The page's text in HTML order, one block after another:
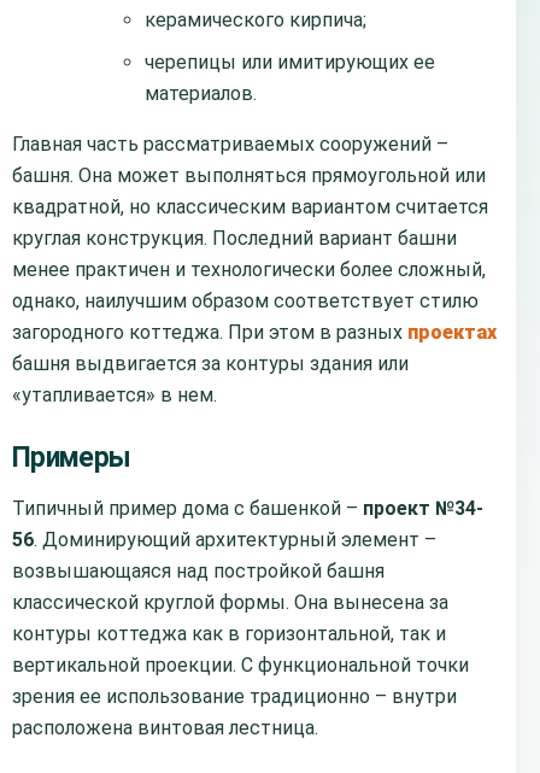
керамического кирпича;
черепицы или имитирующих ее
материалов.
Главная часть рассматриваемых сооружений –
башня. Она может выполняться прямоугольной или
квадратной, но классическим вариантом считается
круглая конструкция. Последний вариант башни
менее практичен и технологически более сложный,
однако, наилучшим образом соответствует стилю
загородного коттеджа. При этом в разных проектах
башня выдвигается за контуры здания или
«утапливается» в нем.
Примеры
Типичный пример дома с башенкой – проект №34-
56. Доминирующий архитектурный элемент –
возвышающаяся над постройкой башня
классической круглой формы. Она вынесена за
контуры коттеджа как в горизонтальной, так и
вертикальной проекции. С функциональной точки
зрения ее использование традиционно – внутри
расположена винтовая лестница.